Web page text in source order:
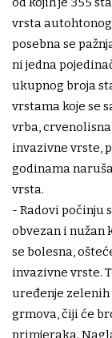
vrsta
posebna se
ni jedna
ukupnog broja
vrstama koje se
vrba,
invazivne vrste,
godinama
vrsta.
- Radovi počinju
obvezan i nužan
se bolesna,
invazivne vrste.
uređenje zelenih
grmova, čiji će
primjeraka.